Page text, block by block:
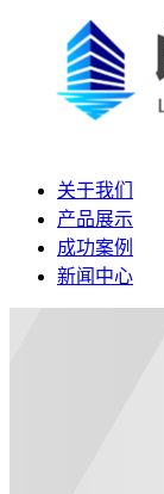
关于我们
产品展示
成功案例
新闻中心